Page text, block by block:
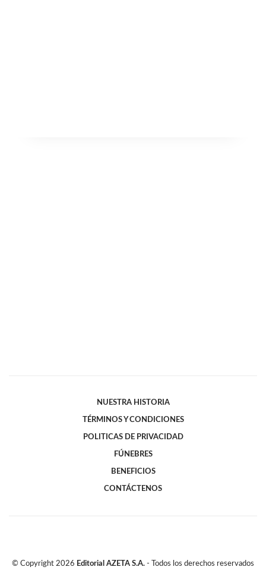
NUESTRA HISTORIA
TÉRMINOS Y CONDICIONES
POLITICAS DE PRIVACIDAD
FÚNEBRES
BENEFICIOS
CONTÁCTENOS
© Copyright 2026 Editorial AZETA S.A. - Todos los derechos reservados